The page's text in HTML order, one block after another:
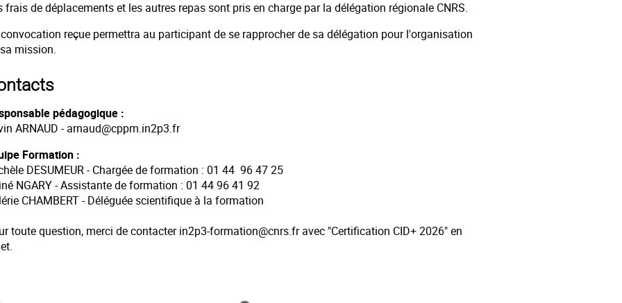
frais de déplacements et les autres repas sont pris en charge par la délégation régionale CNRS.
reçue permettra au participant de se rapprocher de sa délégation pour l'organisation
mission.
pédagogique :
ARNAUD - arnaud@cppm.in2p3.fr
Formation :
DESUMEUR - Chargée de formation : 01 44 96 47 25
NGARY - Assistante de formation : 01 44 96 41 92
CHAMBERT - Déléguée scientifique à la formation
toute question, merci de contacterin2p3-formation@cnrs.fr avec "Certification CID+ 2026" en